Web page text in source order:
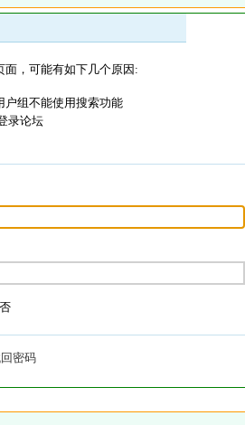
面，可能有如下几个原因:
户组不能使用搜索功能
录论坛
否
密码